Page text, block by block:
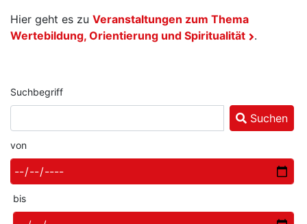
Hier geht es zu Veranstaltungen zum Thema
Wertebildung, Orientierung und Spiritualität
.
Suchbegriff
Suchen
von
bis